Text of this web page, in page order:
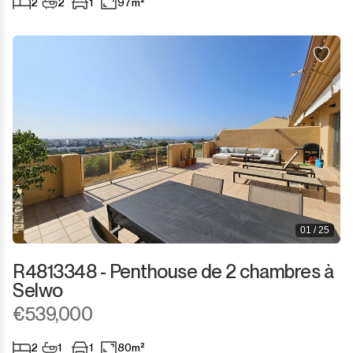
San Roque Club
Selwo
Sotogrande
Sotogrande Costa
01 / 25
R4813348 - Penthouse de 2 chambres à
Selwo
€539,000
2 1 1 80m²